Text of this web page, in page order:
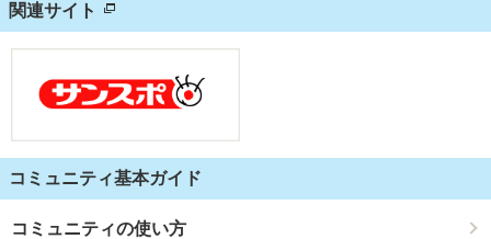
関連サイト
コミュニティ基本ガイド
コミュニティの使い方